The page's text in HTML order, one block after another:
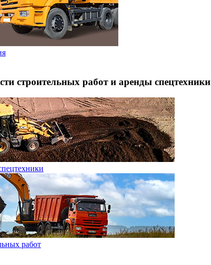
строительных работ и аренды спецтехники
работ